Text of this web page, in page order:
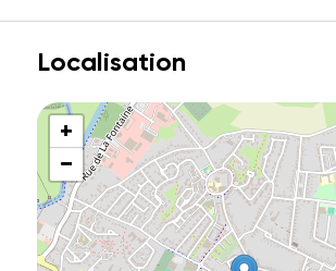
Localisation
+
−